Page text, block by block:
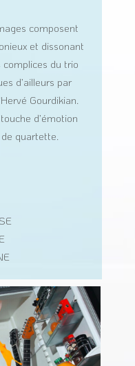
composent
et dissonant
complices du trio
d’ailleurs par
Gourdikian.
d’émotion
quartette.